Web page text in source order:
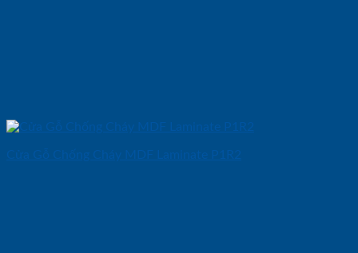
Cửa Gỗ Chống Cháy MDF Laminate P1R2